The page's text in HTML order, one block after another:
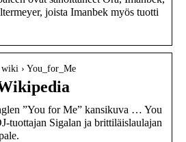
joista Imanbek myös tuotti
› You_for_Me
”You for Me” kansikuva … You
tuottajan Sigalan ja brittiläislaulajan